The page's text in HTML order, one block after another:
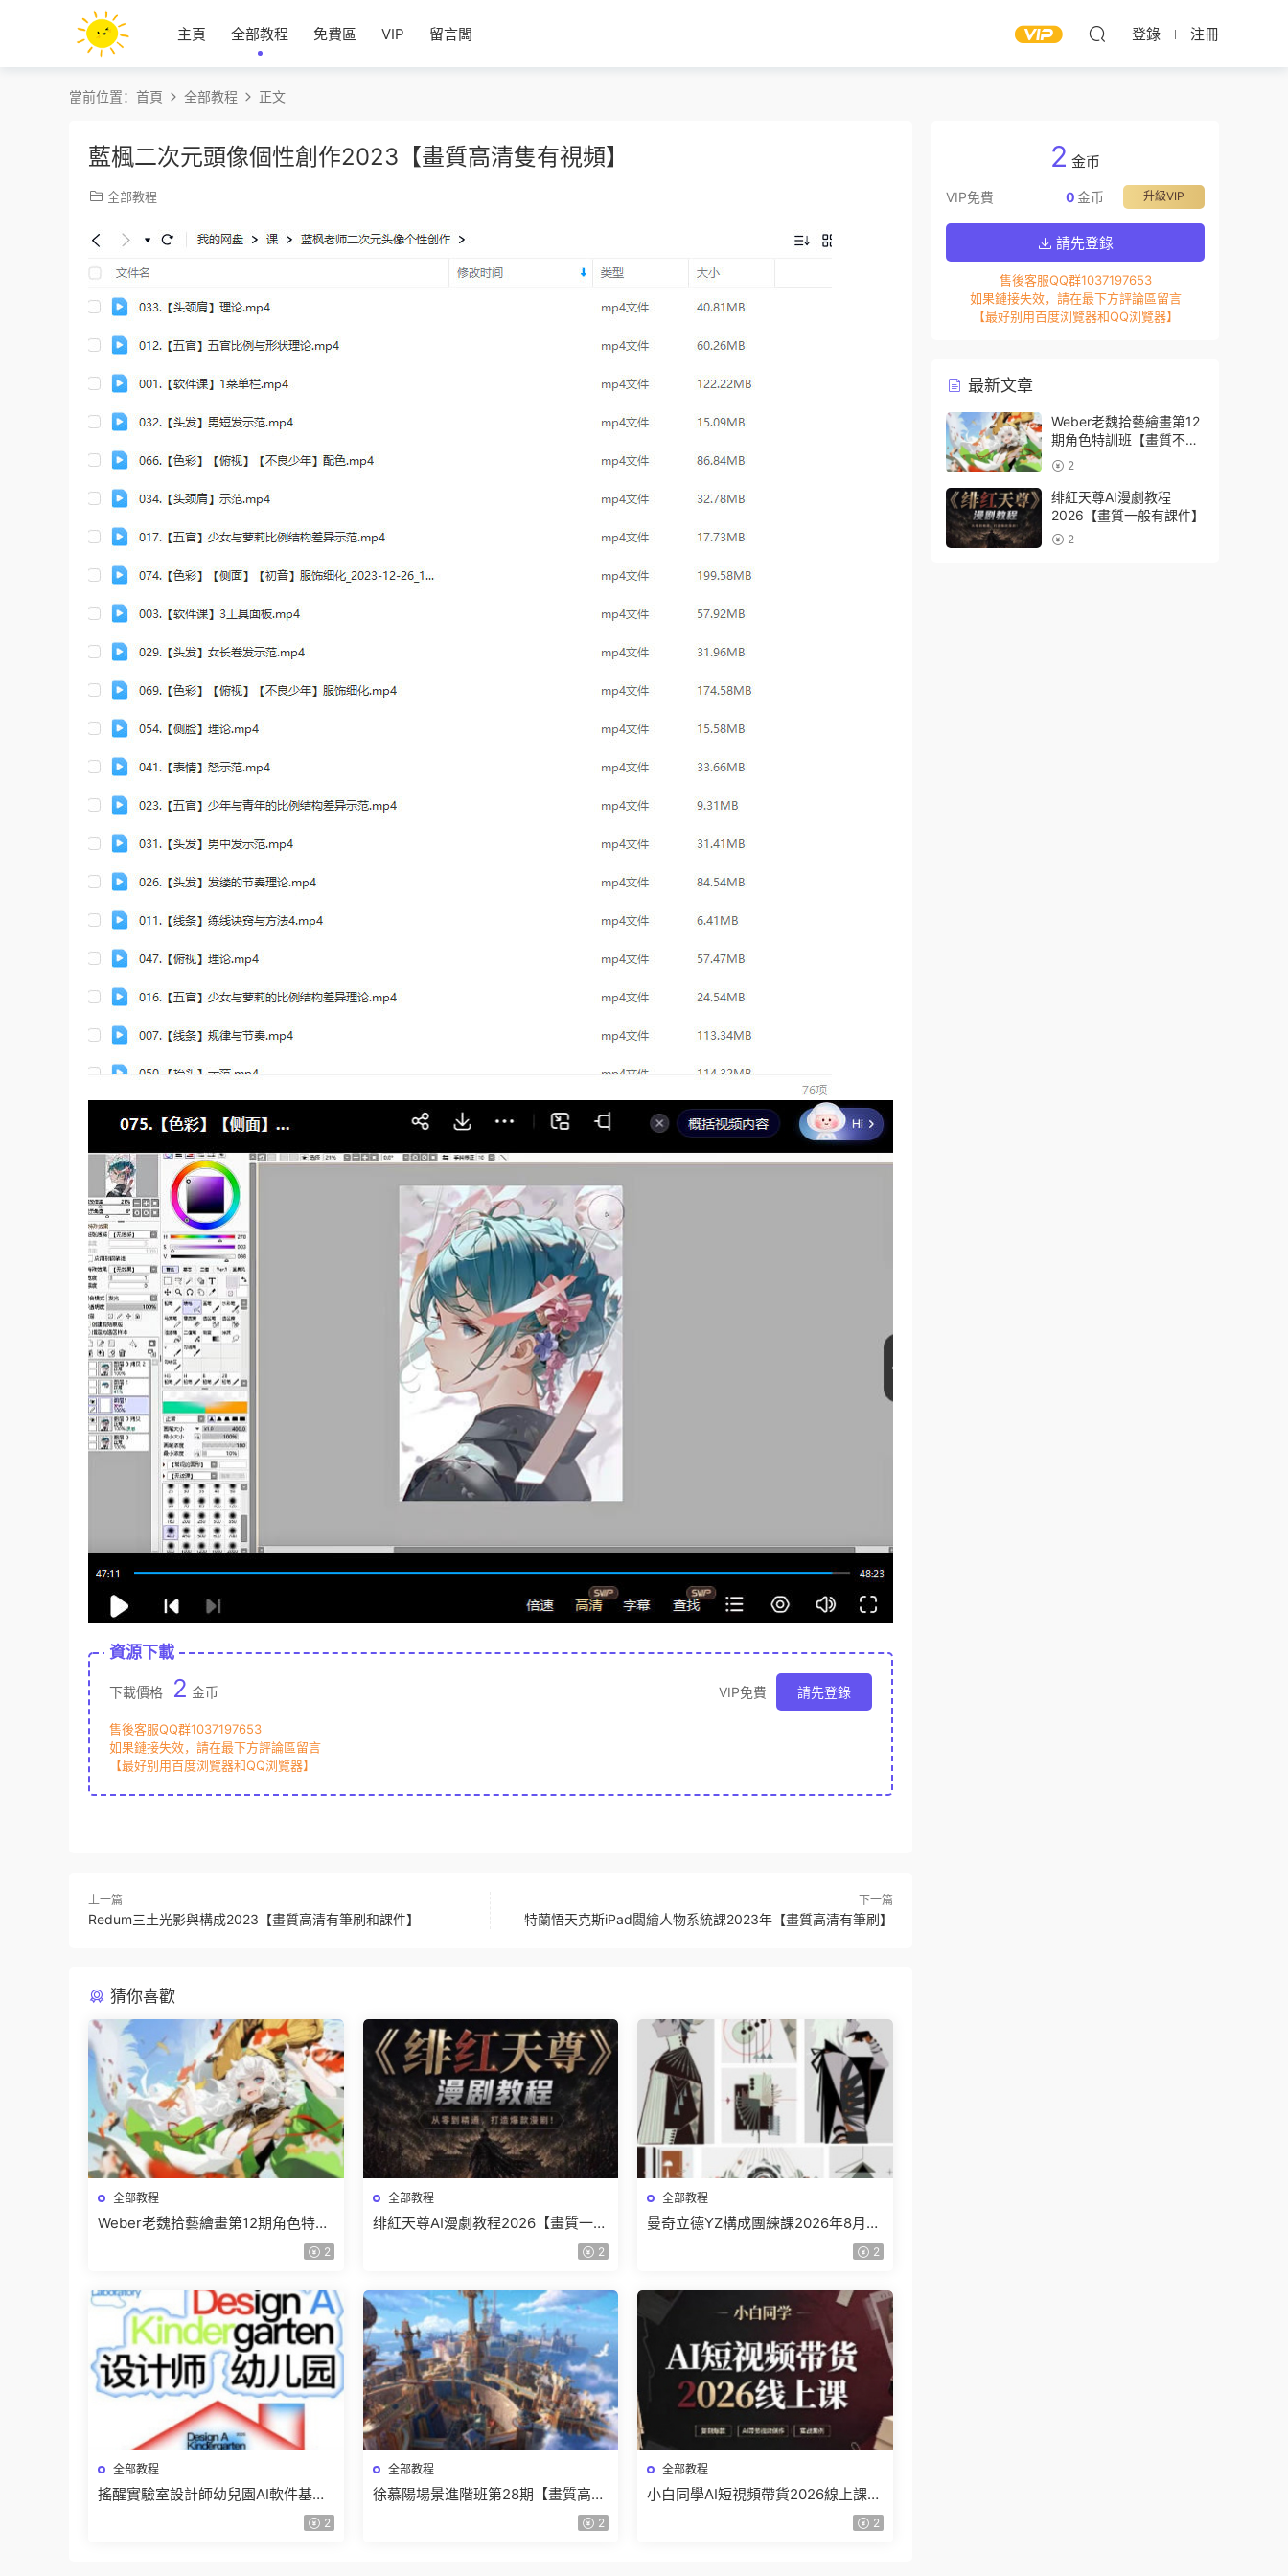
主頁 全部教程 免費區 VIP 留言闆 登錄 注冊
當前位置： 首頁 全部教程 正文
藍楓二次元頭像個性創作2023【畫質高清隻有視頻】
全部教程
資源下載
下載價格 2 金币 VIP免費 請先登錄
售後客服QQ群1037197653
如果鏈接失效，請在最下方評論區留言
【最好别用百度浏覽器和QQ浏覽器】
上一篇
Redum三土光影與構成2023【畫質高清有筆刷和課件】
下一篇
特蘭悟天克斯iPad闆繪人物系統課2023年【畫質高清有筆刷】
猜你喜歡
全部教程
Weber老魏拾藝繪畫第12期角色特訓
2
全部教程
绯紅天尊AI漫劇教程2026【畫質一般
2
全部教程
曼奇立德YZ構成團練課2026年8月已
2
全部教程
搖醒實驗室設計師幼兒園AI軟件基礎
2
全部教程
徐慕陽場景進階班第28期【畫質高清
2
全部教程
小白同學AI短視頻帶貨2026線上課
2
2 金币
VIP免費 升級VIP
0金币
請先登錄
售後客服QQ群1037197653
如果鏈接失效，請在最下方評論區留言
【最好别用百度浏覽器和QQ浏覽器】
最新文章
Weber老魏拾藝繪畫第12
期角色特訓班【畫質不錯
隻有視頻】
2
绯紅天尊AI漫劇教程
2026【畫質一般有課件】
2